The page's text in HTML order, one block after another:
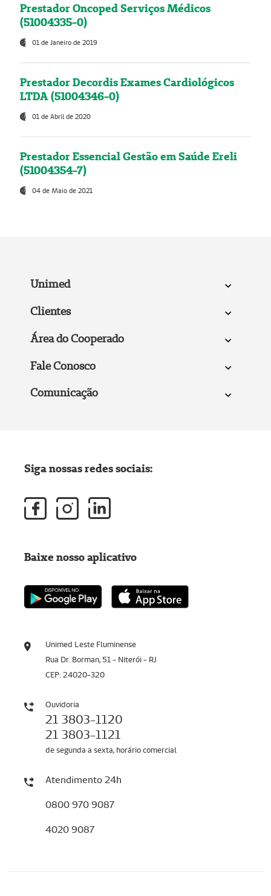
Prestador Oncoped Serviços Médicos
(51004335-0)
01 de Janeiro de 2019
Prestador Decordis Exames Cardiológicos
LTDA (51004346-0)
01 de Abril de 2020
Prestador Essencial Gestão em Saúde Ereli
(51004354-7)
04 de Maio de 2021
Unimed
Clientes
Área do Cooperado
Fale Conosco
Comunicação
Unimed Leste Fluminense
Rua Dr. Borman, 51 - Niterói - RJ
CEP: 24020-320
Ouvidoria
21 3803-1120
21 3803-1121
de segunda a sexta, horário comercial
Atendimento 24h
0800 970 9087
4020 9087
Siga nossas redes sociais:
Baixe nosso aplicativo